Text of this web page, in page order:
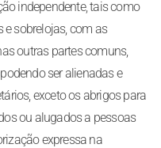
independente, tais como
e sobrelojas, com as
outras partes comuns,
ser alienadas e
exceto os abrigos para
ou alugados a pessoas
expressa na